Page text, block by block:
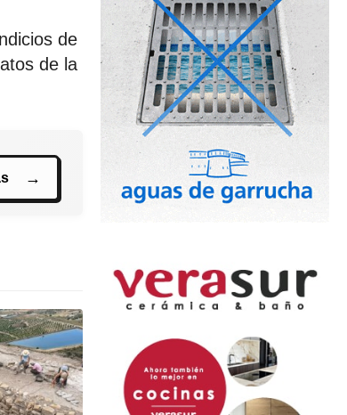
de
de la